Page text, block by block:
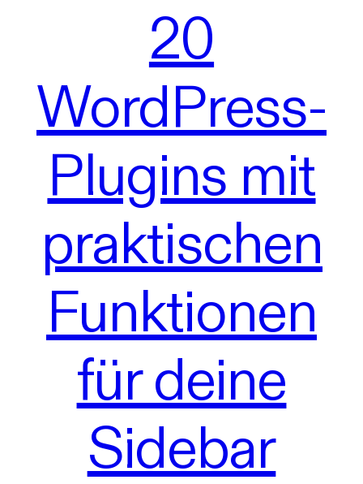
20
WordPress-
Plugins mit
praktischen
Funktionen
für deine
Sidebar